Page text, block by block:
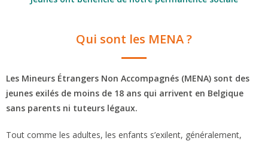
Qui sont les MENA ?
Les Mineurs Étrangers Non Accompagnés (MENA) sont des
jeunes exilés de moins de 18 ans qui arrivent en Belgique
sans parents ni tuteurs légaux.
Tout comme les adultes, les enfants s’exilent, généralement,